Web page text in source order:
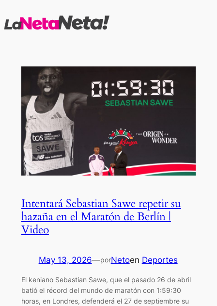
al
Intentará Sebastian Sawe repetir su
hazaña en el Maratón de Berlín |
Video
May 13, 2026—porNetoen Deportes
El keniano Sebastian Sawe, que el pasado 26 de abril
batió el récord del mundo de maratón con 1:59:30
horas, en Londres, defenderá el 27 de septiembre su